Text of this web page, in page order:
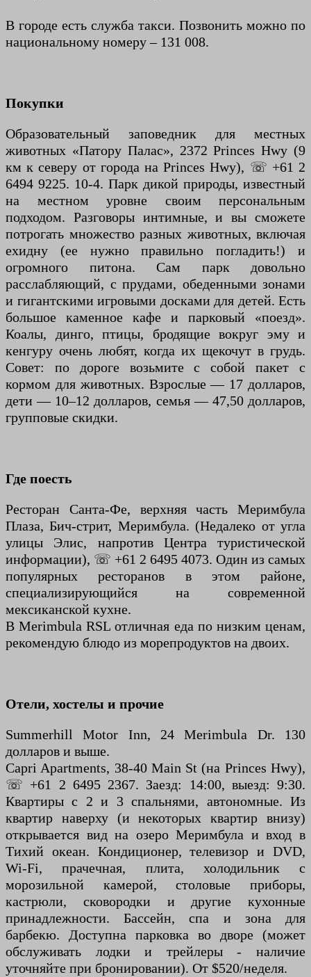
В городе есть служба такси. Позвонить можно по
национальному номеру – 131 008.
Покупки
Образовательный заповедник для местных
животных «Патору Палас», 2372 Princes Hwy (9
км к северу от города на Princes Hwy), ☏ +61 2
6494 9225. 10-4. Парк дикой природы, известный
на местном уровне своим персональным
подходом. Разговоры интимные, и вы сможете
потрогать множество разных животных, включая
ехидну (ее нужно правильно погладить!) и
огромного питона. Сам парк довольно
расслабляющий, с прудами, обеденными зонами
и гигантскими игровыми досками для детей. Есть
большое каменное кафе и парковый «поезд».
Коалы, динго, птицы, бродящие вокруг эму и
кенгуру очень любят, когда их щекочут в грудь.
Совет: по дороге возьмите с собой пакет с
кормом для животных. Взрослые — 17 долларов,
дети — 10–12 долларов, семья — 47,50 долларов,
групповые скидки.
Где поесть
Ресторан Санта-Фе, верхняя часть Меримбула
Плаза, Бич-стрит, Меримбула. (Недалеко от угла
улицы Элис, напротив Центра туристической
информации), ☏ +61 2 6495 4073. Один из самых
популярных ресторанов в этом районе,
специализирующийся на современной
мексиканской кухне.
В Merimbula RSL отличная еда по низким ценам,
рекомендую блюдо из морепродуктов на двоих.
Отели, хостелы и прочие
Summerhill Motor Inn, 24 Merimbula Dr. 130
долларов и выше.
Capri Apartments, 38-40 Main St (на Princes Hwy),
☏ +61 2 6495 2367. Заезд: 14:00, выезд: 9:30.
Квартиры с 2 и 3 спальнями, автономные. Из
квартир наверху (и некоторых квартир внизу)
открывается вид на озеро Меримбула и вход в
Тихий океан. Кондиционер, телевизор и DVD,
Wi-Fi, прачечная, плита, холодильник с
морозильной камерой, столовые приборы,
кастрюли, сковородки и другие кухонные
принадлежности. Бассейн, спа и зона для
барбекю. Доступна парковка во дворе (может
обслуживать лодки и трейлеры - наличие
уточняйте при бронировании). От $520/неделя.